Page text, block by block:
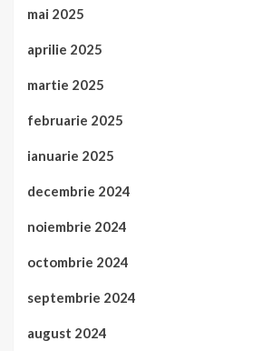
mai 2025
aprilie 2025
martie 2025
februarie 2025
ianuarie 2025
decembrie 2024
noiembrie 2024
octombrie 2024
septembrie 2024
august 2024